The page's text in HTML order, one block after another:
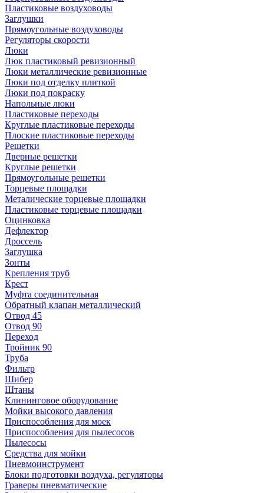
Пластиковые воздуховоды
Заглушки
Прямоугольные воздуховоды
Регуляторы скорости
Люки
Люк пластиковый ревизионный
Люки металлические ревизионные
Люки под отделку плиткой
Люки под покраску
Напольные люки
Пластиковые переходы
Круглые пластиковые переходы
Плоские пластиковые переходы
Решетки
Дверные решетки
Круглые решетки
Прямоугольные решетки
Торцевые площадки
Металические торцевые площадки
Пластиковые торцевые площадки
Оцинковка
Дефлектор
Дроссель
Заглушка
Зонты
Крепления труб
Крест
Муфта соединительная
Обратный клапан металлический
Отвод 45
Отвод 90
Переход
Тройник 90
Труба
Фильтр
Шибер
Штаны
Клининговое оборудование
Мойки высокого давления
Приспособления для моек
Приспособления для пылесосов
Пылесосы
Средства для мойки
Пневмоинструмент
Блоки подготовки воздуха, регуляторы
Граверы пневматические